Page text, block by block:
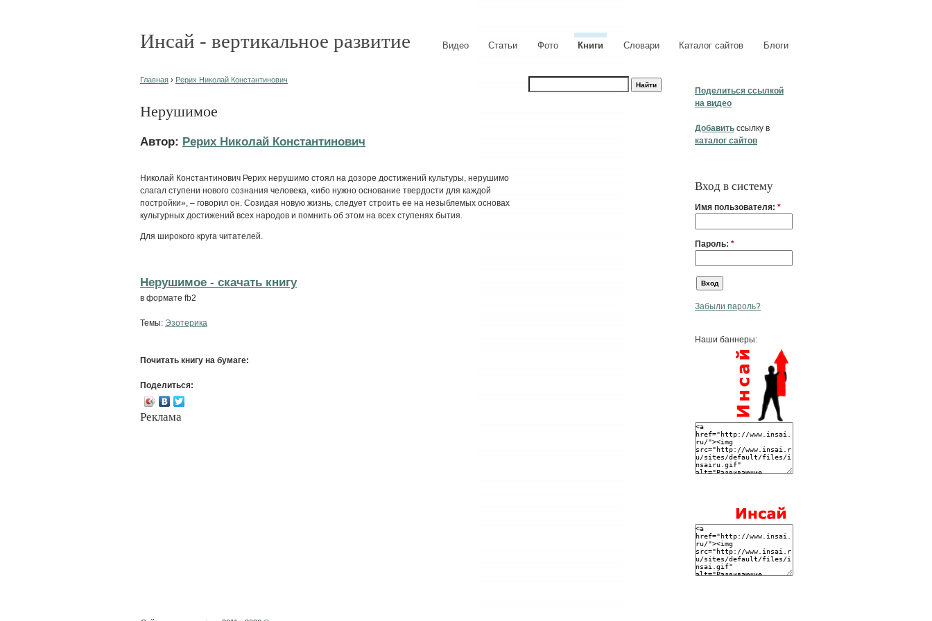
Инсай - вертикальное развитие Видео Статьи Фото Книги Словари Каталог сайтов Блоги
Поделиться ссылкой
на видео
Добавить ссылку в
каталог сайтов
Вход в систему
Имя пользователя: *
Пароль: *
Забыли пароль?
Наши баннеры:
Главная › Рерих Николай Константинович
Нерушимое
Автор: Рерих Николай Константинович
Николай Константинович Рерих нерушимо стоял на дозоре достижений культуры, нерушимо
слагал ступени нового сознания человека, «ибо нужно основание твердости для каждой
постройки», – говорил он. Созидая новую жизнь, следует строить ее на незыблемых основах
культурных достижений всех народов и помнить об этом на всех ступенях бытия.
Для широкого круга читателей.
Нерушимое - cкачать книгу
в формате fb2
Темы: Эзотерика
Почитать книгу на бумаге:
Поделиться:
Реклама